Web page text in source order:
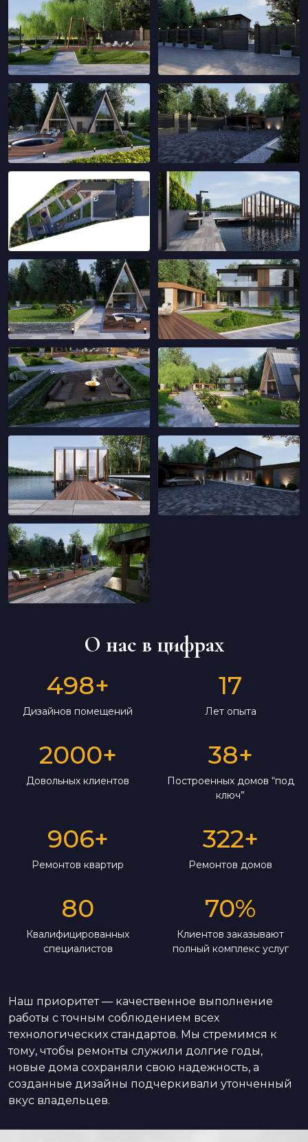
О нас в цифрах
498+
Дизайнов помещений
17
Лет опыта
2000+
Довольных клиентов
38+
Построенных домов “под
ключ”
906+
Ремонтов квартир
322+
Ремонтов домов
80
Квалифицированных
специалистов
70%
Клиентов заказывают
полный комплекс услуг
Наш приоритет — качественное выполнение
работы с точным соблюдением всех
технологических стандартов. Мы стремимся к
тому, чтобы ремонты служили долгие годы,
новые дома сохраняли свою надежность, а
созданные дизайны подчеркивали утонченный
вкус владельцев.